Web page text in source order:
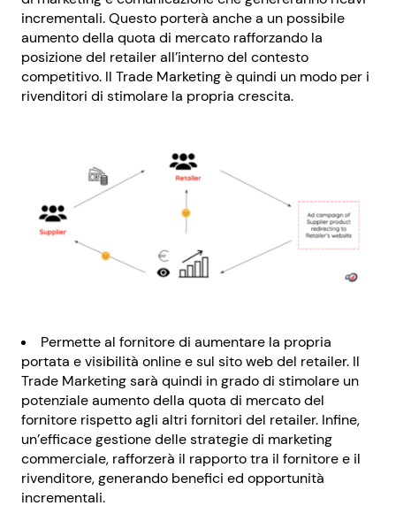
incrementali. Questo porterà anche a un possibile
aumento della quota di mercato rafforzando la
posizione del retailer all’interno del contesto
competitivo. Il Trade Marketing è quindi un modo per i
rivenditori di stimolare la propria crescita.
Permette al fornitore di aumentare la propria
portata e visibilità online e sul sito web del retailer. Il
Trade Marketing sarà quindi in grado di stimolare un
potenziale aumento della quota di mercato del
fornitore rispetto agli altri fornitori del retailer. Infine,
un’efficace gestione delle strategie di marketing
commerciale, rafforzerà il rapporto tra il fornitore e il
rivenditore, generando benefici ed opportunità
incrementali.